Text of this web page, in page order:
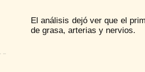
El análisis dejó ver que el
de grasa, arterias y nervios.